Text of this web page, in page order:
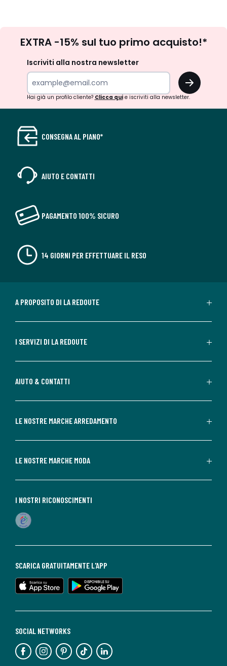
newsletter
EXTRA -15% sul tuo primo acquisto!*
Iscriviti alla nostra newsletter
OK
Hai già un profilo cliente? Clicca quie iscriviti alla newsletter.
CONSEGNA AL PIANO*
AIUTO E CONTATTI
PAGAMENTO 100% SICURO
14 GIORNI PER EFFETTUARE IL RESO
A PROPOSITO DI LA REDOUTE
I SERVIZI DI LA REDOUTE
AIUTO & CONTATTI
LE NOSTRE MARCHE ARREDAMENTO
LE NOSTRE MARCHE MODA
SOCIAL NETWORKS
SCARICA GRATUITAMENTE L'APP
I NOSTRI RICONOSCIMENTI